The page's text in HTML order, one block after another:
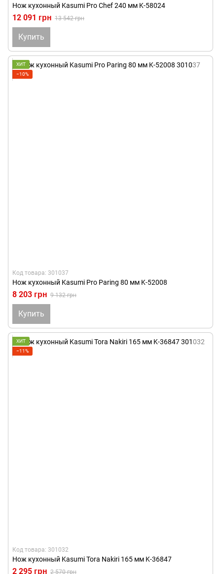
Нож кухонный Kasumi Pro Chef 240 мм K-58024
12 091 грн 13 542 грн
Купить
ХИТ
−10%
Код товара: 301037
Нож кухонный Kasumi Pro Paring 80 мм K-52008
8 203 грн 9 132 грн
Купить
ХИТ
−11%
Код товара: 301032
Нож кухонный Kasumi Tora Nakiri 165 мм K-36847
2 295 грн 2 570 грн